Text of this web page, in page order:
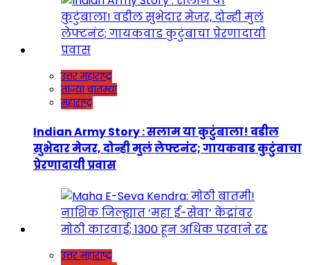
उत्तर महाराष्ट्र
ताज्या बातम्या
महाराष्ट्र
Indian Army Story : सलाम या कुटुंबाला! वडील
सुभेदार मेजर, दोन्ही मुलं लेफ्टनंट; गायकवाड कुटुंबाचा
प्रेरणादायी प्रवास
उत्तर महाराष्ट्र